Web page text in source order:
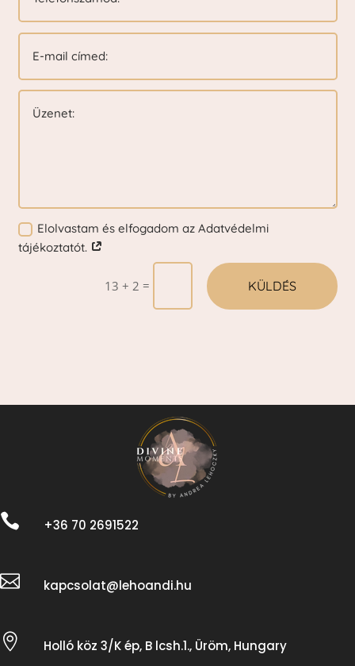
Elolvastam és elfogadom az Adatvédelmi
tájékoztatót.
13 + 2 = KÜLDÉS
 +36 70 2691522
 kapcsolat@lehoandi.hu
 Holló köz 3/K ép, B lcsh.1., Üröm, Hungary